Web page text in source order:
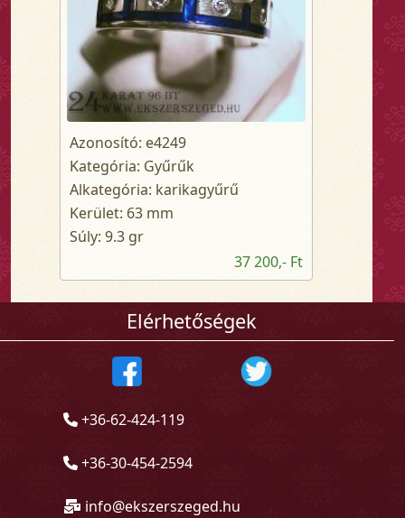
Azonosító: e4249
Kategória: Gyűrűk
Alkategória: karikagyűrű
Kerület: 63 mm
Súly: 9.3 gr
37 200,- Ft
Elérhetőségek
+36-62-424-119
+36-30-454-2594
info@ekszerszeged.hu